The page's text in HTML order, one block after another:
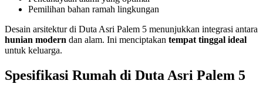
Pemilihan bahan ramah lingkungan
Desain arsitektur di Duta Asri Palem 5 menunjukkan integrasi antara
hunian modern dan alam. Ini menciptakan tempat tinggal ideal
untuk keluarga.
Spesifikasi Rumah di Duta Asri Palem 5